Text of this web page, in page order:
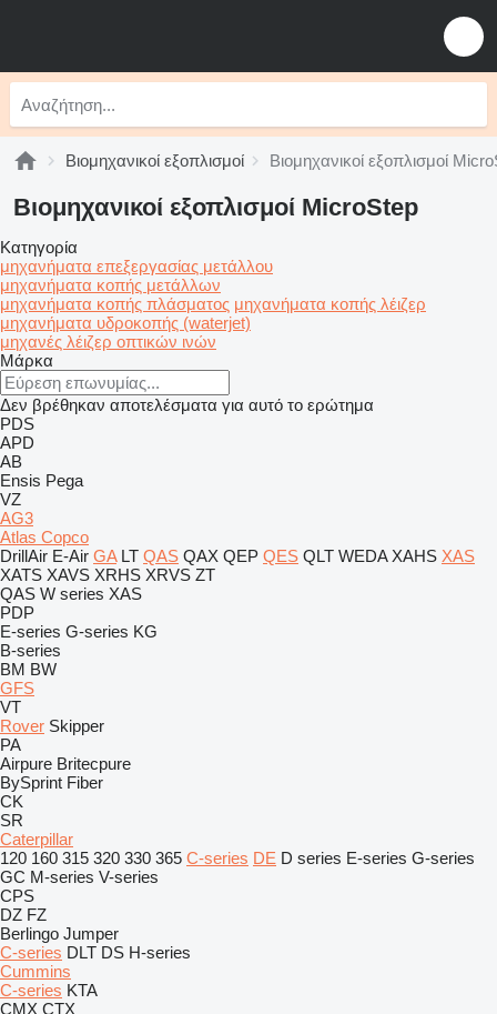
Βιομηχανικοί εξοπλισμοί Βιομηχανικοί εξοπλισμοί
Βιομηχανικοί εξοπλισμοί MicroStep
Κατηγορία
μηχανήματα επεξεργασίας μετάλλου
μηχανήματα κοπής μετάλλων
μηχανήματα κοπής πλάσματος μηχανήματα κοπής λέιζερ
μηχανήματα υδροκοπής (waterjet)
μηχανές λέιζερ οπτικών ινών
Μάρκα
Δεν βρέθηκαν αποτελέσματα για αυτό το ερώτημα
PDS
APD
AB
Ensis Pega
VZ
AG3
Atlas Copco
DrillAir E-Air GA LT QAS QAX QEP QES QLT WEDA XAHS XAS
XATS XAVS XRHS XRVS ZT
QAS W series XAS
PDP
E-series G-series KG
B-series
BM BW
GFS
VT
Rover Skipper
PA
Airpure Britecpure
BySprint Fiber
CK
SR
Caterpillar
120 160 315 320 330 365 C-series DE D series E-series G-series
GC M-series V-series
CPS
DZ FZ
Berlingo Jumper
C-series DLT DS H-series
Cummins
C-series KTA
CMX CTX